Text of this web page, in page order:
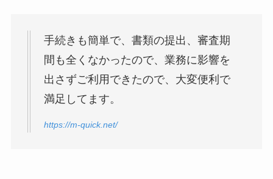
手続きも簡単で、書類の提出、審査期
間も全くなかったので、業務に影響を
出さずご利用できたので、大変便利で
満足してます。
https://m-quick.net/